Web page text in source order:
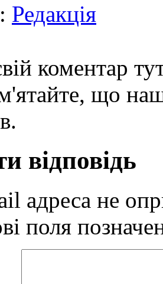
Редакція
коментар
що
відповідь
адреса не
поля